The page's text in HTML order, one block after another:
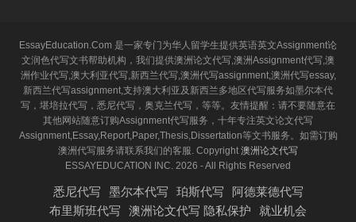
EssayEducation.Com 是一家专门为华人留学生提供英语英文Assignment论
文润色代写文书帮助机构，我们提供澳洲论文代写,澳洲Assignment代写,澳
洲作业代写,澳大利亚代写,新西兰代写,澳洲代写assignment,澳洲代写essay,
新西兰代写assignment,支持澳大利亚及新西兰多地区代写服务如墨尔本代
写，堪培拉代写，悉尼代写，奥克兰代写，等等。友情提醒：请不要随意在
其他网站随意订购Assignment代写服务，十年专注英文论文代写
Assignment,Essay,Report,Paper,Thesis,Dissertation等文书服务。如需订购
澳洲代写服务请联系我们的客服. Copyright 澳洲论文代写
ESSAYEDUCATION INC. 2026 - All Rights Reserved
悉尼代写 墨尔本代写 珀斯代写
阿德莱德代写
布里斯班代写
澳洲论文代写 隐私保护 就业机会